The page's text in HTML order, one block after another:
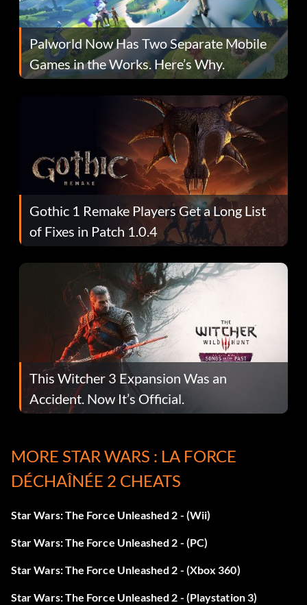
Palworld Now Has Two Separate Mobile
Games in the Works. Here’s Why.
Gothic 1 Remake Players Get a Long List
of Fixes in Patch 1.0.4
This Witcher 3 Expansion Was an
Accident. Now It’s Official.
MORE STAR WARS : LA FORCE
DÉCHAÎNÉE 2 CHEATS
Star Wars: The Force Unleashed 2 - (Wii)
Star Wars: The Force Unleashed 2 - (PC)
Star Wars: The Force Unleashed 2 - (Xbox 360)
Star Wars: The Force Unleashed 2 - (Playstation 3)